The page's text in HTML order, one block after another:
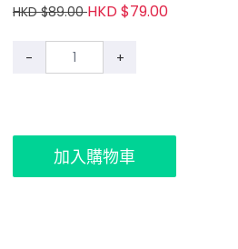
HKD $89.00HKD $79.00
- +
加入購物車